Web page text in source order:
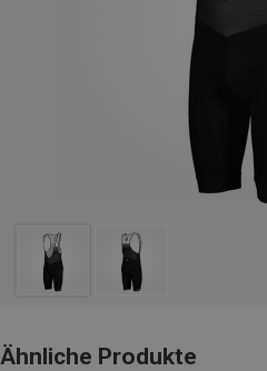
Ähnliche Produkte